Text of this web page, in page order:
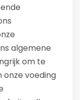
algemene
om te
onze voeding